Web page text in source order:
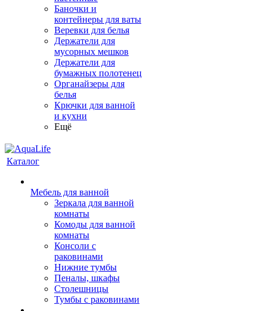
Баночки и
контейнеры для ваты
Веревки для белья
Держатели для
мусорных мешков
Держатели для
бумажных полотенец
Органайзеры для
белья
Крючки для ванной
и кухни
Ещё
Каталог
Мебель для ванной
Зеркала для ванной
комнаты
Комоды для ванной
комнаты
Консоли с
раковинами
Нижние тумбы
Пеналы, шкафы
Столешницы
Тумбы с раковинами